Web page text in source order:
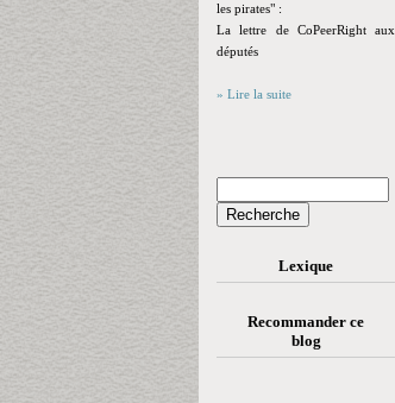
les pirates" :
La lettre de CoPeerRight aux
députés
» Lire la suite
Lexique
Recommander ce
blog